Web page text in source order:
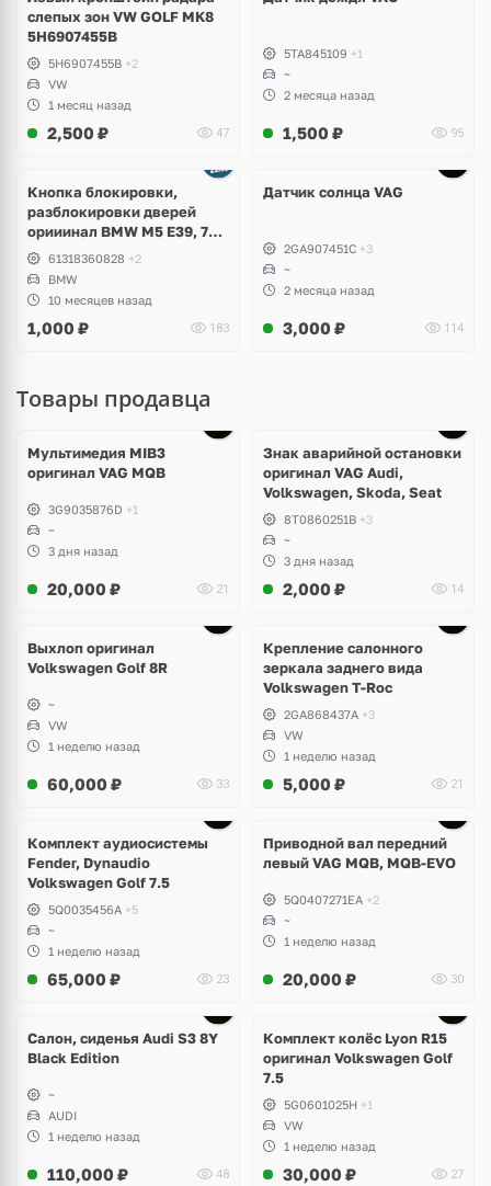
слепых зон VW GOLF MK8
5H6907455B
5H6907455B +2
VW
1 месяц назад
2,500 ₽ 47
5TA845109 +1
~
2 месяца назад
1,500 ₽ 95
Кнопка блокировки,
разблокировки дверей
орииинал BMW M5 E39, 7
E3861318360828 +2
BMW
10 месяцев назад
1,000 ₽ 183
Датчик солнца VAG
2GA907451C +3
~
2 месяца назад
3,000 ₽ 114
Товары продавца
Мультимедия MIB3
оригинал VAG MQB
3G9035876D +1
~
3 дня назад
20,000 ₽ 21
Знак аварийной остановки
оригинал VAG Audi,
Volkswagen, Skoda, Seat
8T0860251B +3
~
3 дня назад
2,000 ₽ 14
Выхлоп оригинал
Volkswagen Golf 8R
~
VW
1 неделю назад
60,000 ₽ 33
Крепление салонного
зеркала заднего вида
Volkswagen T-Roc
2GA868437A +3
VW
1 неделю назад
5,000 ₽ 21
Комплект аудиосистемы
Fender, Dynaudio
Volkswagen Golf 7.5
5Q0035456A +5
~
1 неделю назад
65,000 ₽ 23
Приводной вал передний
левый VAG MQB, MQB-EVO
5Q0407271EA +2
~
1 неделю назад
20,000 ₽ 30
Салон, сиденья Audi S3 8Y
Black Edition
~
AUDI
1 неделю назад
110,000 ₽ 48
Комплект колёс Lyon R15
оригинал Volkswagen Golf
7.5
5G0601025H +1
VW
1 неделю назад
30,000 ₽ 27